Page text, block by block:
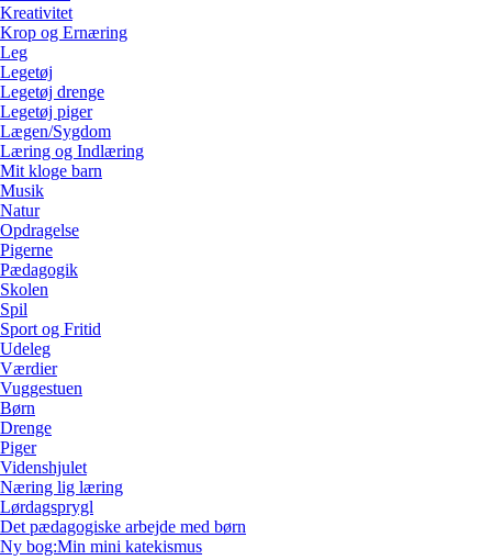
Kreativitet
Krop og Ernæring
Leg
Legetøj
Legetøj drenge
Legetøj piger
Lægen/Sygdom
Læring og Indlæring
Mit kloge barn
Musik
Natur
Opdragelse
Pigerne
Pædagogik
Skolen
Spil
Sport og Fritid
Udeleg
Værdier
Vuggestuen
Børn
Drenge
Piger
Videnshjulet
Næring lig læring
Lørdagsprygl
Det pædagogiske arbejde med børn
Ny bog:Min mini katekismus